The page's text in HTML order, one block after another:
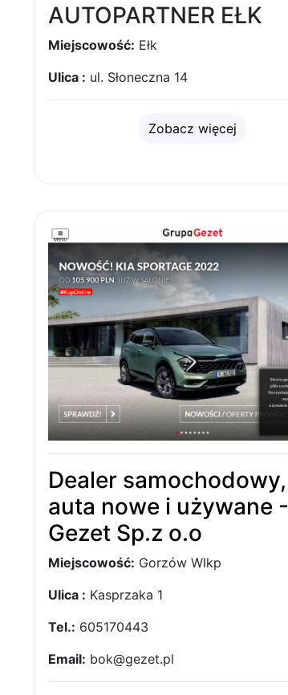
AUTOPARTNER EŁK
Miejscowość: Ełk
Ulica : ul. Słoneczna 14
Zobacz więcej
Dealer samochodowy,
auta nowe i używane -
Gezet Sp.z o.o
Miejscowość: Gorzów Wlkp
Ulica : Kasprzaka 1
Tel.: 605170443
Email: bok@gezet.pl